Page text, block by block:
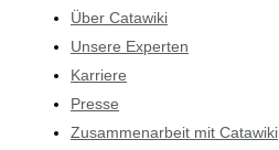
Über Catawiki
Unsere Experten
Karriere
Presse
Zusammenarbeit mit Catawiki